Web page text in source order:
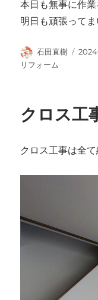
本日も無事に作業
明日も頑張ってま
投
稿
石田直樹
投
2024
リフォーム
クロス工
クロス工事は全